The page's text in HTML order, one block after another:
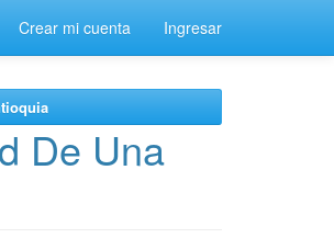
Crear mi cuenta Ingresar
De Una